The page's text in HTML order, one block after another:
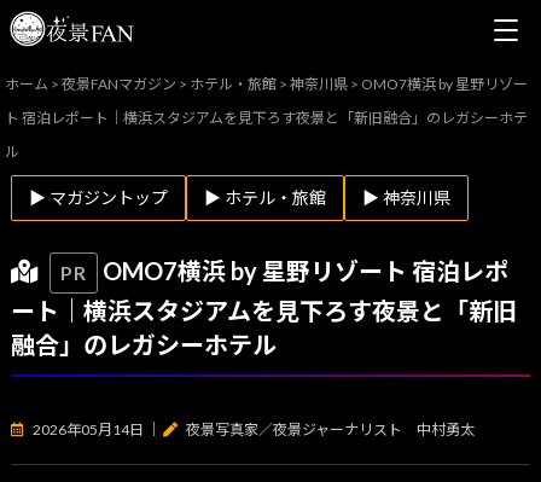
ホーム >夜景FANマガジン > ホテル・旅館 >神奈川県 > OMO7横浜 by 星野リゾー
ト 宿泊レポート｜横浜スタジアムを見下ろす夜景と「新旧融合」のレガシーホテ
ル
▶ マガジントップ ▶ ホテル・旅館 ▶ 神奈川県
PR
OMO7横浜 by 星野リゾート 宿泊レポ
ート｜横浜スタジアムを見下ろす夜景と「新旧
融合」のレガシーホテル
2026年05月14日 夜景写真家／夜景ジャーナリスト 中村勇太